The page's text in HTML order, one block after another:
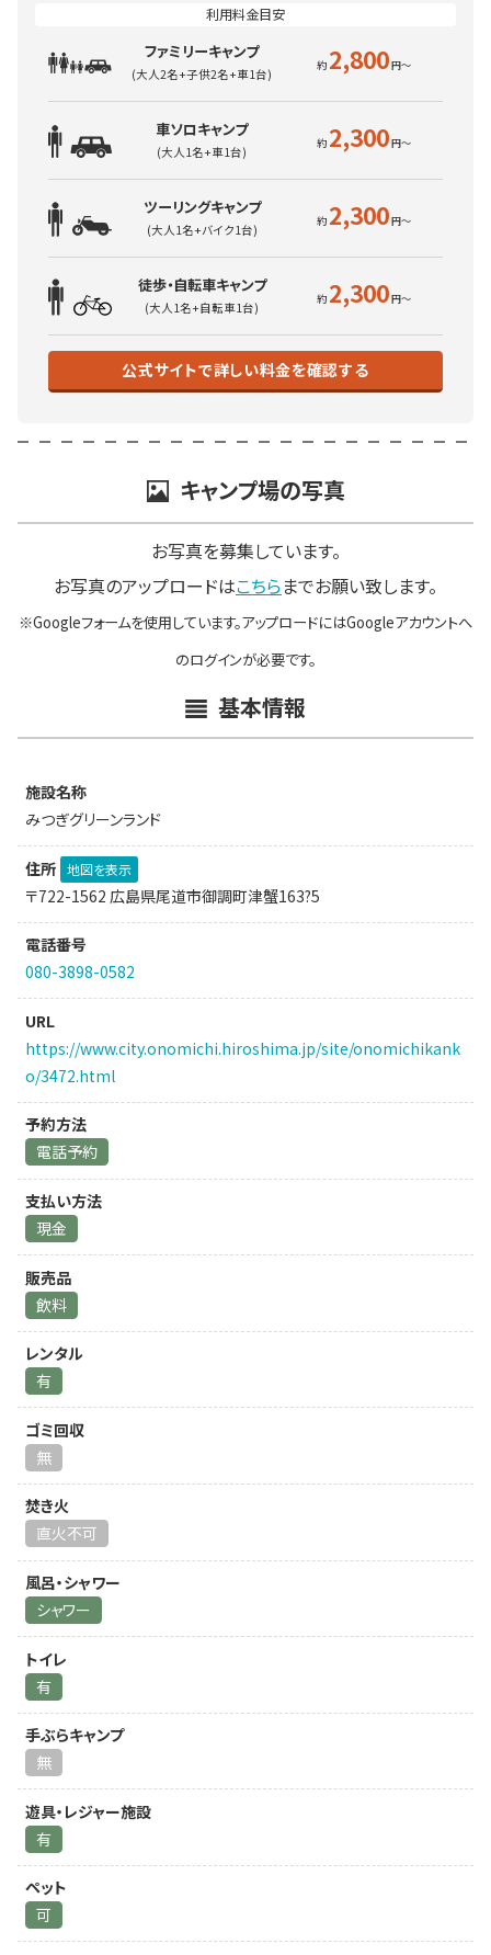
ファミリーキャンプ
(大人2名+子供2名+車1台) 2,800
車ソロキャンプ
(大人1名+車1台) 2,300
ツーリングキャンプ
(大人1名+バイク1台) 2,300
徒歩・自転車キャンプ
(大人1名+自転車1台) 2,300
公式サイトで詳しい料金を確認する
キャンプ場の写真
お写真を募集しています。
お写真のアップロードはこちらまでお願い致します。
※Googleフォームを使用しています。アップロードにはGoogleアカウントへ
のログインが必要です。
基本情報
施設名称
みつぎグリーンランド
住所 地図を表示
〒722-1562 広島県尾道市御調町津蟹163?5
電話番号
080-3898-0582
URL
https://www.city.onomichi.hiroshima.jp/site/onomichikank
o/3472.html
予約方法
電話予約
支払い方法
現金
販売品
飲料
レンタル
有
ゴミ回収
無
焚き火
直火不可
風呂・シャワー
シャワー
トイレ
有
手ぶらキャンプ
無
遊具・レジャー施設
有
ペット
可